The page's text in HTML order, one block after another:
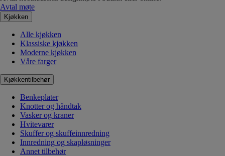
Avtal møte
Kjøkken
Alle kjøkken
Klassiske kjøkken
Moderne kjøkken
Våre farger
Kjøkkentilbehør
Benkeplater
Knotter og håndtak
Vasker og kraner
Hvitevarer
Skuffer og skuffeinnredning
Innredning og skapløsninger
Annet tilbehør